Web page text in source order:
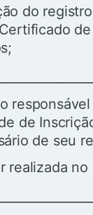
do
de
de seu
realizada